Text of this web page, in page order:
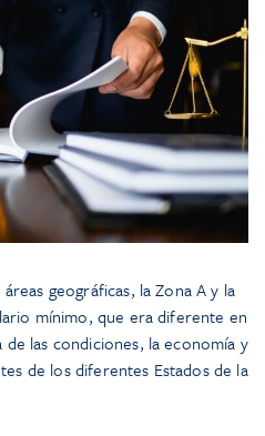
geográficas, la Zona A y la
mínimo, que era diferente en
las condiciones, la economía y
de los diferentes Estados de la